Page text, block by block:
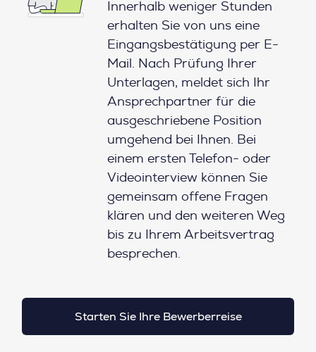
Innerhalb weniger Stunden
erhalten Sie von uns eine
Eingangsbestätigung per E-
Mail. Nach Prüfung Ihrer
Unterlagen, meldet sich Ihr
Ansprechpartner für die
ausgeschriebene Position
umgehend bei Ihnen. Bei
einem ersten Telefon- oder
Videointerview können Sie
gemeinsam offene Fragen
klären und den weiteren Weg
bis zu Ihrem Arbeitsvertrag
besprechen.
Starten Sie Ihre Bewerberreise